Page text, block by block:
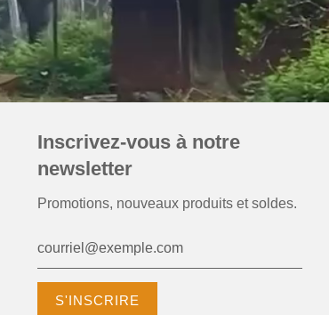
Inscrivez-vous à notre
newsletter
Promotions, nouveaux produits et soldes.